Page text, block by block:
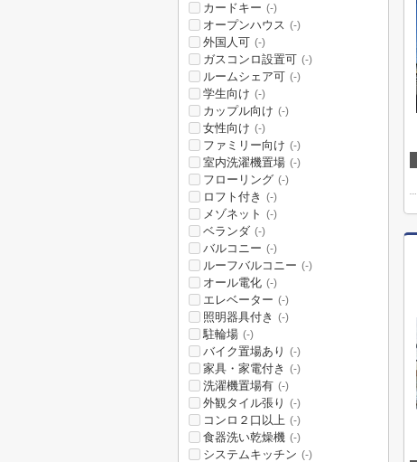
カードキー (-)
オープンハウス (-)
外国人可 (-)
ガスコンロ設置可 (-)
ルームシェア可 (-)
学生向け (-)
カップル向け (-)
女性向け (-)
ファミリー向け (-)
室内洗濯機置場 (-)
フローリング (-)
ロフト付き (-)
メゾネット (-)
ベランダ (-)
バルコニー (-)
ルーフバルコニー (-)
オール電化 (-)
エレベーター (-)
照明器具付き (-)
駐輪場 (-)
バイク置場あり (-)
家具・家電付き (-)
洗濯機置場有 (-)
外観タイル張り (-)
コンロ２口以上 (-)
食器洗い乾燥機 (-)
システムキッチン (-)